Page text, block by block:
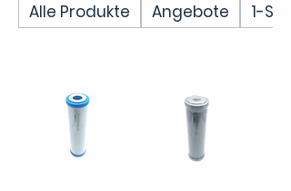
Alle Produkte Angebote 1-